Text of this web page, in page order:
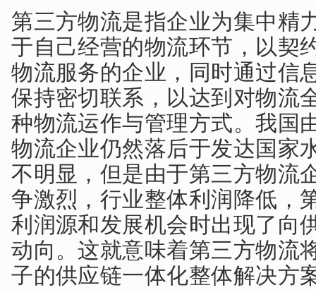
第三方物流是指企业为集中精
于自己经营的物流环节，以契
物流服务的企业，同时通过信
保持密切联系，以达到对物流
种物流运作与管理方式。我国
物流企业仍然落后于发达国家
不明显，但是由于第三方物流
争激烈，行业整体利润降低，
利润源和发展机会时出现了向
动向。这就意味着第三方物流
子的供应链一体化整体解决方